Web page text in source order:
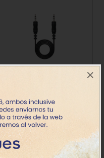
×
Precio desde
2.20€